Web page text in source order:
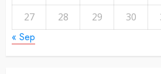
27
28 29 30
« Sep